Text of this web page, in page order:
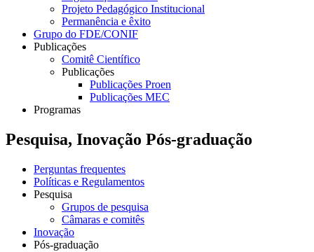
Projeto Pedagógico Institucional
Permanência e êxito
Grupo do FDE/CONIF
Publicações
Comitê Científico
Publicações
Publicações Proen
Publicações MEC
Programas
Pesquisa, Inovação Pós-graduação
Perguntas frequentes
Políticas e Regulamentos
Pesquisa
Grupos de pesquisa
Câmaras e comitês
Inovação
Pós-graduação